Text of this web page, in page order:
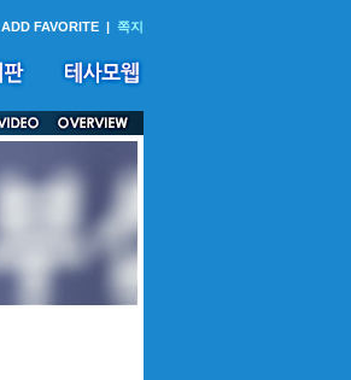
ADD FAVORITE | 쪽지